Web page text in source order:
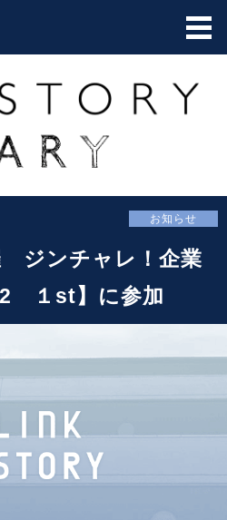
お知らせ
ジンチャレ！企業
１st】に参加